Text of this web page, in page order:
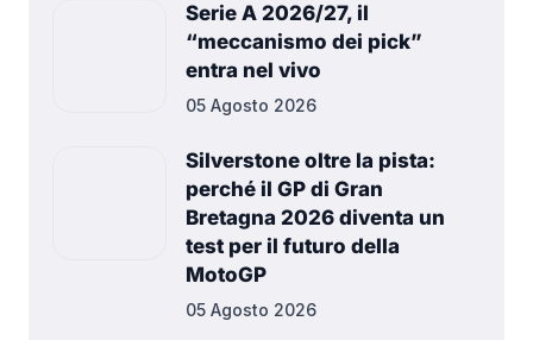
Serie A 2026/27, il
“meccanismo dei pick”
entra nel vivo
05 Agosto 2026
Silverstone oltre la pista:
perché il GP di Gran
Bretagna 2026 diventa un
test per il futuro della
MotoGP
05 Agosto 2026